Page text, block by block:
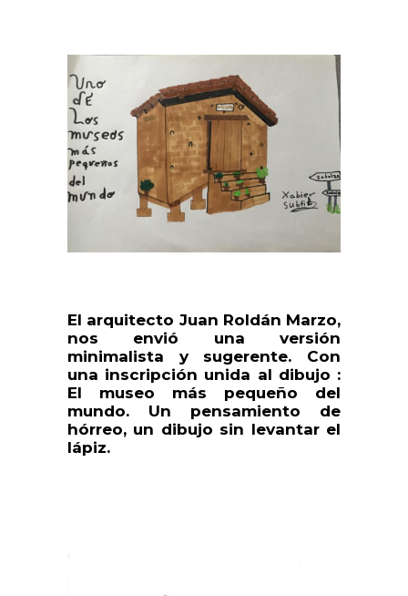
El arquitecto Juan Roldán Marzo,
nos envió una versión
minimalista y sugerente. Con
una inscripción unida al dibujo :
El museo más pequeño del
mundo. Un pensamiento de
hórreo, un dibujo sin levantar el
lápiz.